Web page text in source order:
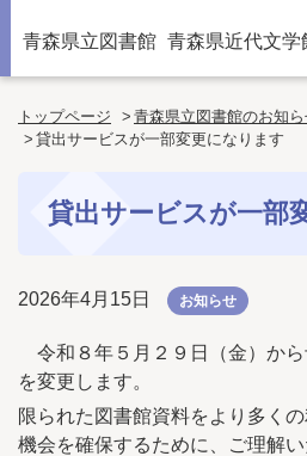
青森県立図書館 青森県近代文学
トップページ
青森県立図書館のお知
貸出サービスが一部変更になります
貸出サービスが一部
2026年4月15日 お知らせ
令和８年５月２９日（金）か
を変更します。
限られた図書館資料をより多く
機会を確保するために、ご理解